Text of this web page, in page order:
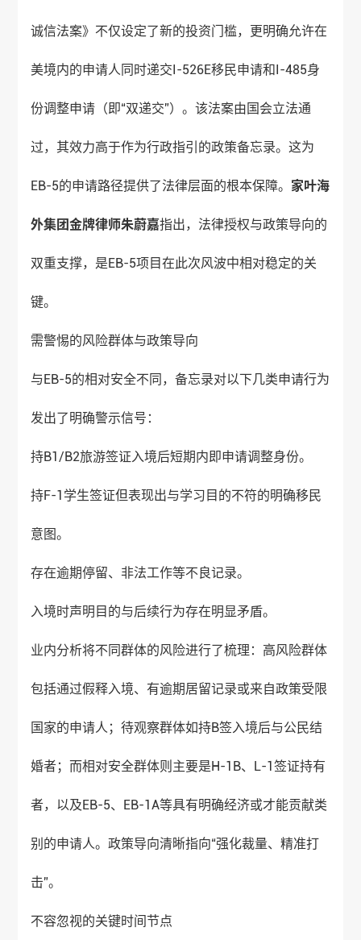
诚信法案》不仅设定了新的投资门槛，更明确允许在
美境内的申请人同时递交I-526E移民申请和I-485身
份调整申请（即“双递交”）。该法案由国会立法通
过，其效力高于作为行政指引的政策备忘录。这为
EB-5的申请路径提供了法律层面的根本保障。 家叶海
外集团金牌律师朱蔚嘉指出，法律授权与政策导向的
双重支撑，是EB-5项目在此次风波中相对稳定的关
键。
需警惕的风险群体与政策导向
与EB-5的相对安全不同，备忘录对以下几类申请行为
发出了明确警示信号：
持B1/B2旅游签证入境后短期内即申请调整身份。
持F-1学生签证但表现出与学习目的不符的明确移民
意图。
存在逾期停留、非法工作等不良记录。
入境时声明目的与后续行为存在明显矛盾。
业内分析将不同群体的风险进行了梳理：高风险群体
包括通过假释入境、有逾期居留记录或来自政策受限
国家的申请人；待观察群体如持B签入境后与公民结
婚者；而相对安全群体则主要是H-1B、L-1签证持有
者，以及EB-5、EB-1A等具有明确经济或才能贡献类
别的申请人。政策导向清晰指向“强化裁量、精准打
击”。
不容忽视的关键时间节点